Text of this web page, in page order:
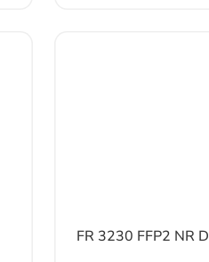
FR 3230 FFP2 NR D